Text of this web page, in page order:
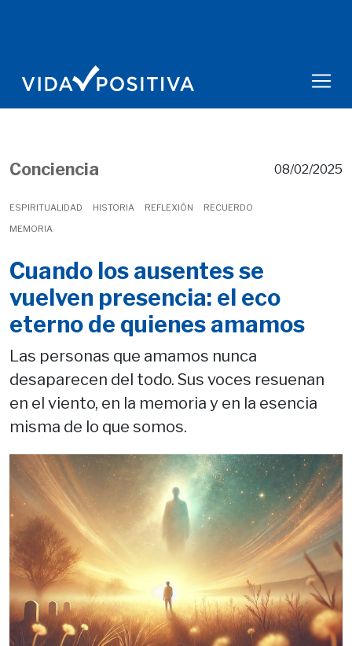
Conciencia
ESPIRITUALIDAD HISTORIA REFLEXIÓN
RECUERDO
MEMORIA
08/02/2025
Cuando los ausentes se
vuelven presencia: el eco
eterno de quienes amamos
Las personas que amamos nunca
desaparecen del todo. Sus voces resuenan
en el viento, en la memoria y en la esencia
misma de lo que somos.